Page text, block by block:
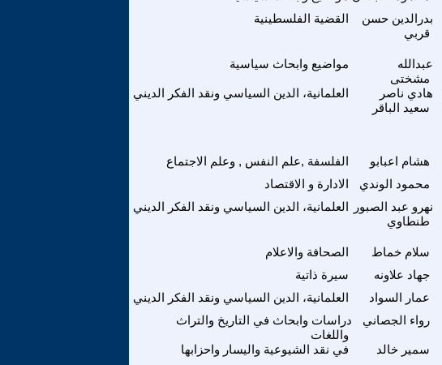
القضية الفلسطينية
بدرالدين حسن
قربي
مواضيع وابحاث سياسية
عبدالله
مشختى
العلمانية، الدين السياسي ونقد الفكر الديني
هادي ناصر
سعيد الباقر
الفلسفة ,علم النفس , وعلم الاجتماع هشام اعبابو
الادارة و الاقتصاد
محمود الوندي
العلمانية، الدين السياسي ونقد الفكر الديني
نهرو عبد الصبور
طنطاوي
الصحافة والاعلام سلام خماط
سيرة ذاتية
جهاد علاونه
العلمانية، الدين السياسي ونقد الفكر الديني
عمار السواد
دراسات وابحاث في التاريخ والتراث
واللغات
رواء الجصاني
في نقد الشيوعية واليسار واحزابها سمير خالد